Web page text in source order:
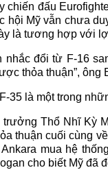
chiến đấu
hội Mỹ vẫn chưa
là tương hợp với
nhắc đổi từ F-16
thỏa thuận”, ông
35 là một trong
trưởng Thổ Nhĩ Kỳ
thuận cuối cùng
mua hệ
cho biết Mỹ đã